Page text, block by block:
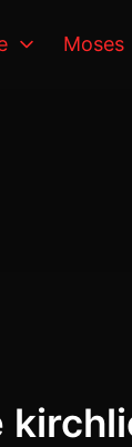
Moses